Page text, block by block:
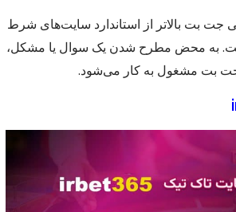
بت بالاتر از استاندارد سایت‌های شرط
به محض مطرح شدن یک سوال یا مشکل،
بت مشغول به کار می‌شود.